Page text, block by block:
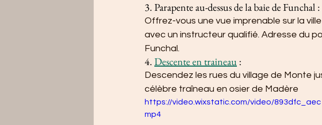
3. Parapente au-dessus de la baie de Funchal :
Offrez-vous une vue imprenable sur la
avec un instructeur qualifié. Adresse du
Funchal.
4. Descente en traineau :
Descendez les rues du village de Monte
célèbre traîneau en osier de Madère
https://video.wixstatic.com/video/
mp4